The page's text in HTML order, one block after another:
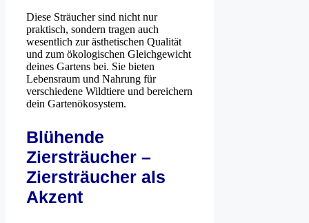
Diese Sträucher sind nicht nur
praktisch, sondern tragen auch
wesentlich zur ästhetischen Qualität
und zum ökologischen Gleichgewicht
deines Gartens bei. Sie bieten
Lebensraum und Nahrung für
verschiedene Wildtiere und bereichern
dein Gartenökosystem.
Blühende
Ziersträucher –
Ziersträucher als
Akzent